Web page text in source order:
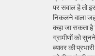
पर सवाल है तो
निकलने वाला
कहा जा सकता है
ग्रामीणों को
ब्यावर की